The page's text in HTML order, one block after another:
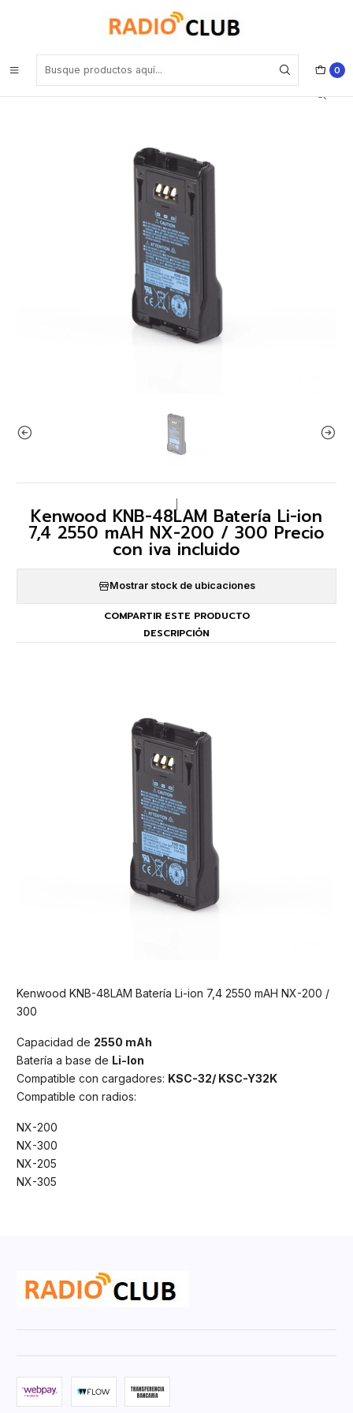
0
Kenwood KNB-48LAM Batería Li-ion 7,4 2550 mAH NX-200 / 300
Precio con iva incluido
Kenwood KNB-48LAM Batería Li-ion
7,4 2550 mAH NX-200 / 300 Precio
con iva incluido
Mostrar stock de ubicaciones
COMPARTIR ESTE PRODUCTO
DESCRIPCIÓN
Kenwood KNB-48LAM Batería Li-ion 7,4 2550 mAH NX-200 /
300
Capacidad de 2550 mAh
Batería a base de Li-Ion
Compatible con cargadores: KSC-32/ KSC-Y32K
Compatible con radios:
NX-200
NX-300
NX-205
NX-305